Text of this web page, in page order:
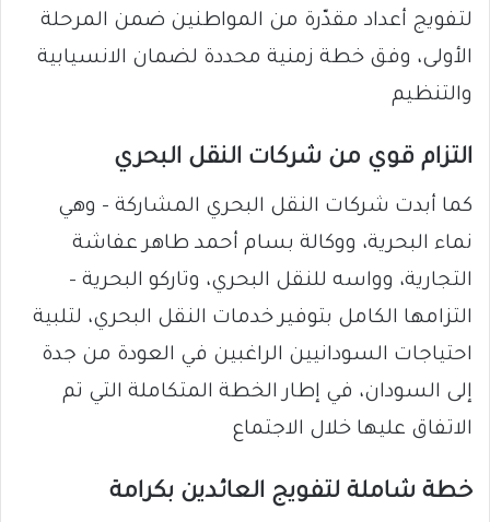
لتفويج أعداد مقدّرة من المواطنين ضمن المرحلة
الأولى، وفق خطة زمنية محددة لضمان الانسيابية
والتنظيم
التزام قوي من شركات النقل البحري
كما أبدت شركات النقل البحري المشاركة – وهي
نماء البحرية، ووكالة بسام أحمد طاهر عفاشة
التجارية، وواسه للنقل البحري، وتاركو البحرية –
التزامها الكامل بتوفير خدمات النقل البحري، لتلبية
احتياجات السودانيين الراغبين في العودة من جدة
إلى السودان، في إطار الخطة المتكاملة التي تم
الاتفاق عليها خلال الاجتماع
خطة شاملة لتفويج العائدين بكرامة